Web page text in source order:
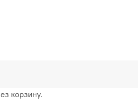
корзину.